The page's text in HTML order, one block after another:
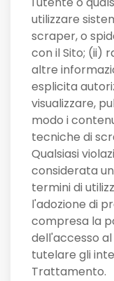
utilizzare
scraper, o
con il Sito; (ii)
altre
esplicita
visualizzare,
modo i
tecniche di
Qualsiasi
considerata
termini di
l'adozione di
compresa la
dell'accesso
tutelare gli
Trattamento.